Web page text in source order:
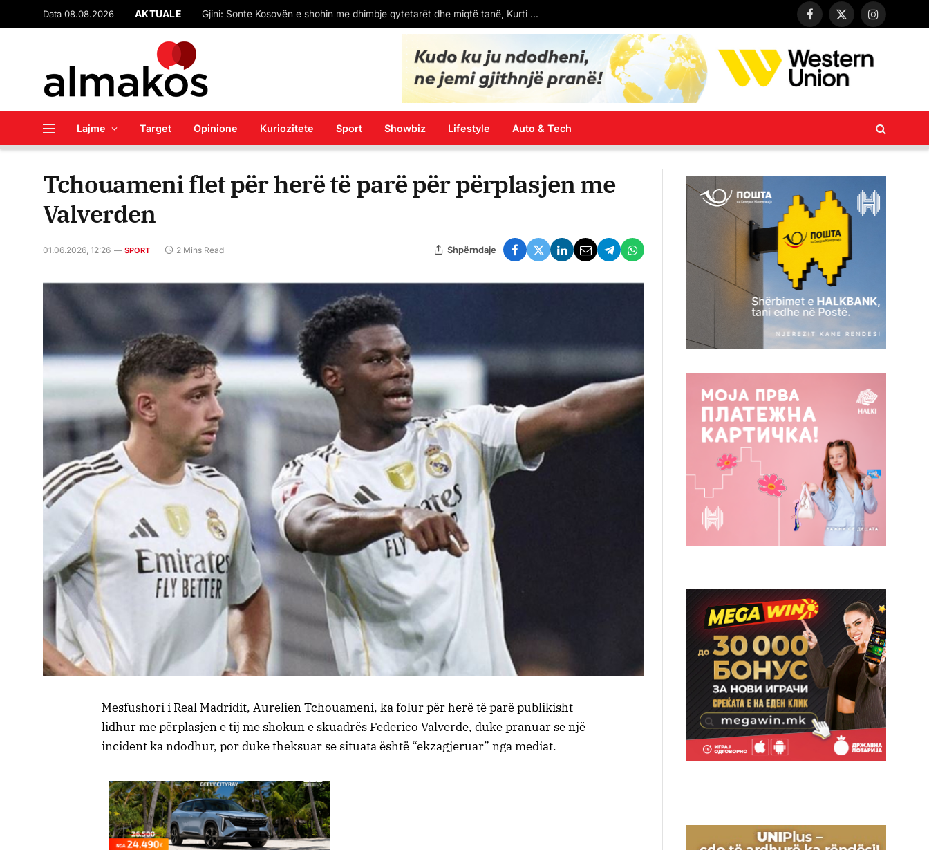
Data 08.08.2026 AKTUALE “Çfarë pret SPAK-u”? Mesazhi që lanë protestuesit në Bulevard (FOTO)
Facebook
X
Instagram
Lajme Target Opinione Kuriozitete Sport Showbiz Lifestyle Auto & Tech
Tchouameni flet për herë të parë për përplasjen me
Valverden
01.06.2026, 12:26 SPORT 2 Mins Read Shpërndaje
Mesfushori i Real Madridit, Aurelien Tchouameni, ka folur për herë të parë publikisht
lidhur me përplasjen e tij me shokun e skuadrës Federico Valverde, duke pranuar se një
incident ka ndodhur, por duke theksuar se situata është “ekzagjeruar” nga mediat.